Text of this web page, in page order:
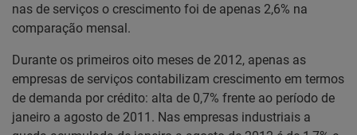
nas de serviços o crescimento foi de apenas 2,6% na
comparação mensal.
Durante os primeiros oito meses de 2012, apenas as
empresas de serviços contabilizam crescimento em termos
de demanda por crédito: alta de 0,7% frente ao período de
janeiro a agosto de 2011. Nas empresas industriais a